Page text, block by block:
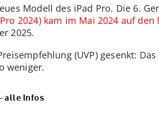
Modell des iPad Pro. Die 6.
2024) kam im Mai 2024 auf den
2025.
(UVP) gesenkt: Das
weniger.
alle Infos